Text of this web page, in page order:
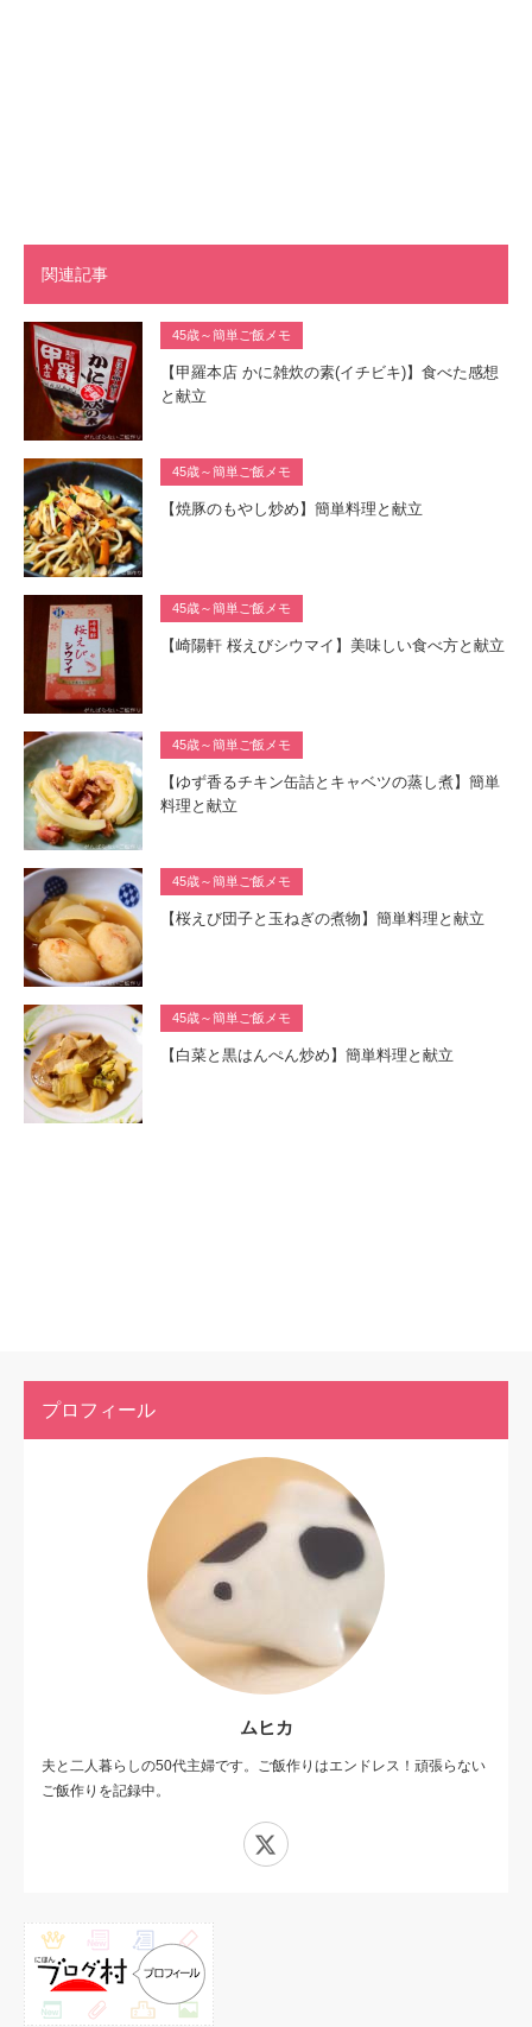
関連記事
45歳～簡単ご飯メモ
【甲羅本店 かに雑炊の素(イチビキ)】食べた感想
と献立
45歳～簡単ご飯メモ
【焼豚のもやし炒め】簡単料理と献立
45歳～簡単ご飯メモ
【崎陽軒 桜えびシウマイ】美味しい食べ方と献立
45歳～簡単ご飯メモ
【ゆず香るチキン缶詰とキャベツの蒸し煮】簡単
料理と献立
45歳～簡単ご飯メモ
【桜えび団子と玉ねぎの煮物】簡単料理と献立
45歳～簡単ご飯メモ
【白菜と黒はんぺん炒め】簡単料理と献立
プロフィール
ムヒカ
夫と二人暮らしの50代主婦です。ご飯作りはエンドレス！頑張らない
ご飯作りを記録中。